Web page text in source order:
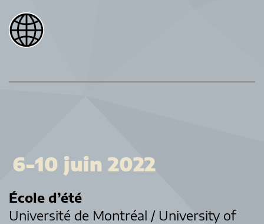
6-10 juin 2022
École d’été
Université de Montréal / University of